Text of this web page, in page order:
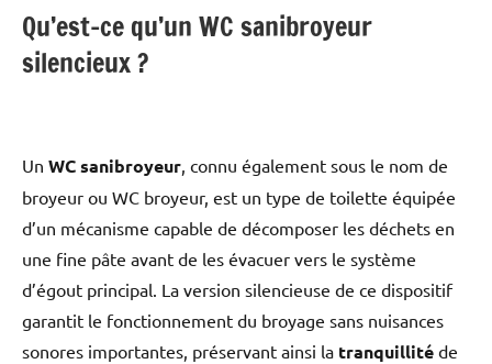
compatible avec différentes
configurations de plomberie.
d'entretien, avec un accès
direct au panier en cas de
blocage dû à une mauvaise
utilisation.</p> <p> </p> <p>
<b>Caractéristiques techniques
:</b></p> <ul> <li>Niveau
sonore : 46 dB(A)</li>
<li>Consommation moteur : 400
W</li> <li>Tension
Qu’est-ce qu’un WC sanibroyeur
silencieux ?
Un WC sanibroyeur, connu également sous le nom de
broyeur ou WC broyeur, est un type de toilette équipée
d’un mécanisme capable de décomposer les déchets en
une fine pâte avant de les évacuer vers le système
d’égout principal. La version silencieuse de ce dispositif
garantit le fonctionnement du broyage sans nuisances
sonores importantes, préservant ainsi la tranquillité de